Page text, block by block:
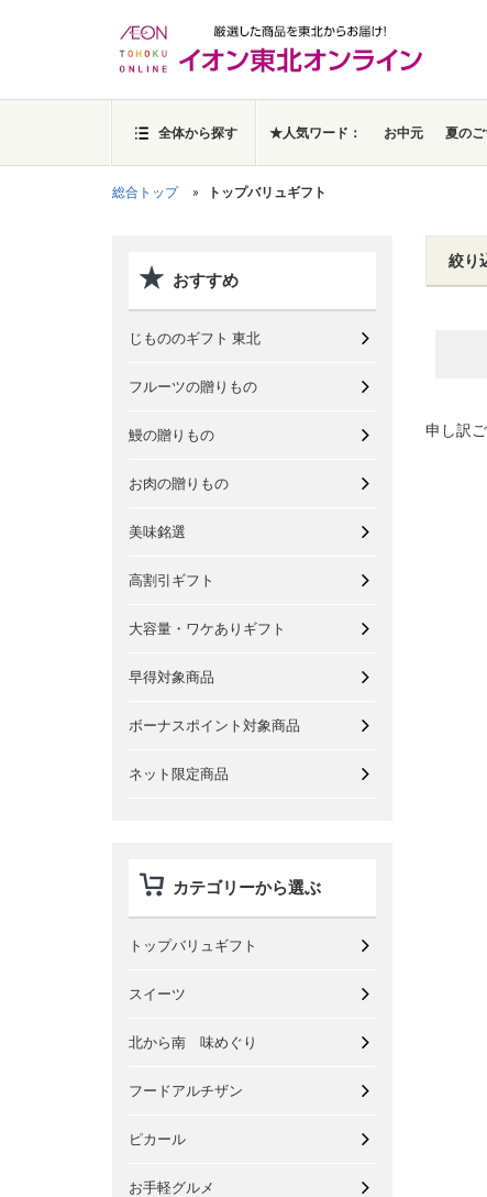
全体から探す ★人気ワード： お中元 夏のご
総合トップ トップバリュギフト
おすすめ
じもののギフト 東北
フルーツの贈りもの
鰻の贈りもの
お肉の贈りもの
美味銘選
高割引ギフト
大容量・ワケありギフト
早得対象商品
ボーナスポイント対象商品
ネット限定商品
カテゴリーから選ぶ
トップバリュギフト
スイーツ
北から南 味めぐり
フードアルチザン
ピカール
お手軽グルメ
絞り
申し訳